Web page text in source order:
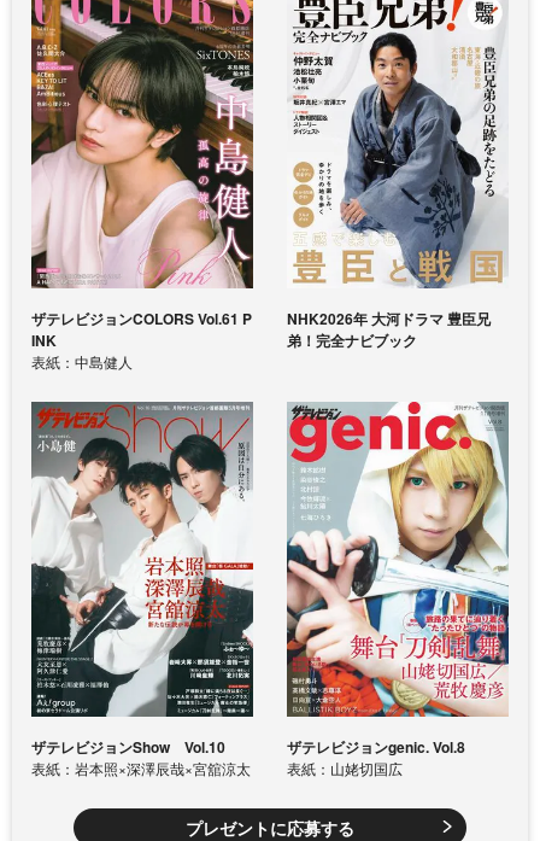
ザテレビジョンCOLORS Vol.61 P
INK
表紙：中島健人
NHK2026年 大河ドラマ 豊臣兄
弟！完全ナビブック
ザテレビジョンShow Vol.10
表紙：岩本照×深澤辰哉×宮舘涼太
ザテレビジョンgenic. Vol.8
表紙：山姥切国広
プレゼントに応募する